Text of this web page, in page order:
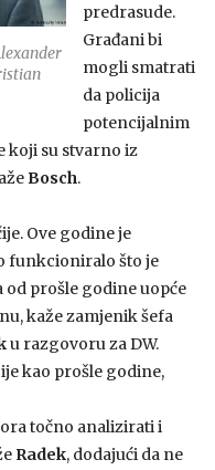
predrasude.
Građani bi
mogli smatrati
da policija
potencijalnim
koji su stvarno iz
Bosch.
Ove godine je
funkcioniralo što je
od prošle godine uopće
kaže zamjenik šefa
u razgovoru za DW.
kao prošle godine,
točno analizirati i
Radek, dodajući da ne